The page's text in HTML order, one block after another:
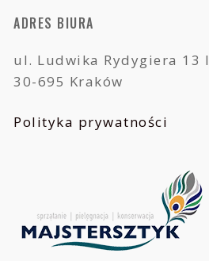
ADRES BIURA
ul. Ludwika Rydygiera 13
30-695 Kraków
Polityka prywatności